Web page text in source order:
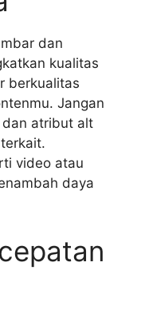
dan
kualitas
berkualitas
Jangan
dan atribut alt
video atau
daya